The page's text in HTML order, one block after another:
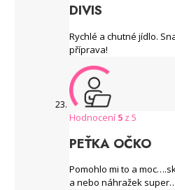
DIVIS
Rychlé a chutné jídlo.
příprava!
Hodnocení 5 z 5
PEŤKA OČKO
Pomohlo mi to a
a nebo náhražek